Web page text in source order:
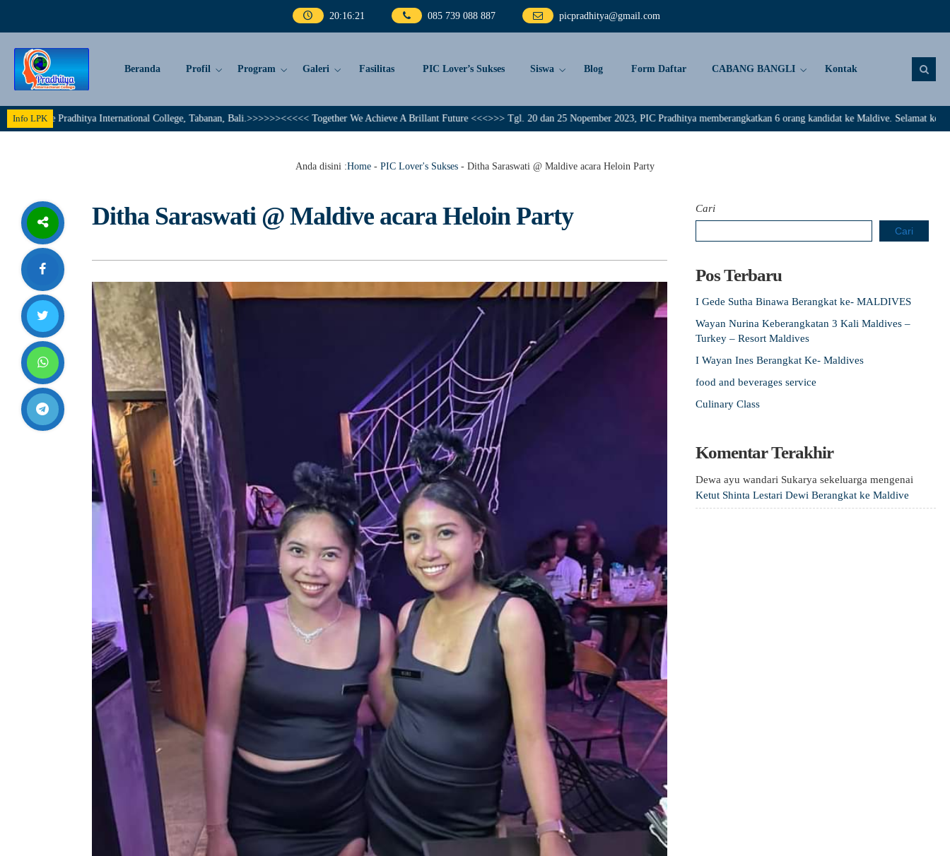
20:16:22 085 739 088 887 picpradhitya@gmail.com
Beranda Profil Program Galeri Fasilitas PIC Lover’s Sukses Siswa Blog Form Daftar CABANG BANGLI Kontak
Info LPK
Pradhitya International College, Tabanan, Bali.>>>>>><<<<< Together We Achieve A Brillant Future <<<>>> Tgl. 20 dan 25 Nopember 2023, PIC Pradhitya memberangkatkan 6 orang kandidat ke Maldive. Selamat kepada : Rivaldi,
Anda disini :Home - PIC Lover's Sukses - Ditha Saraswati @ Maldive acara Heloin Party
Ditha Saraswati @ Maldive acara Heloin Party
Cari
Cari
Pos Terbaru
I Gede Sutha Binawa Berangkat ke- MALDIVES
Wayan Nurina Keberangkatan 3 Kali Maldives –
Turkey – Resort Maldives
I Wayan Ines Berangkat Ke- Maldives
food and beverages service
Culinary Class
Komentar Terakhir
Dewa ayu wandari Sukarya sekeluarga mengenai
Ketut Shinta Lestari Dewi Berangkat ke Maldive